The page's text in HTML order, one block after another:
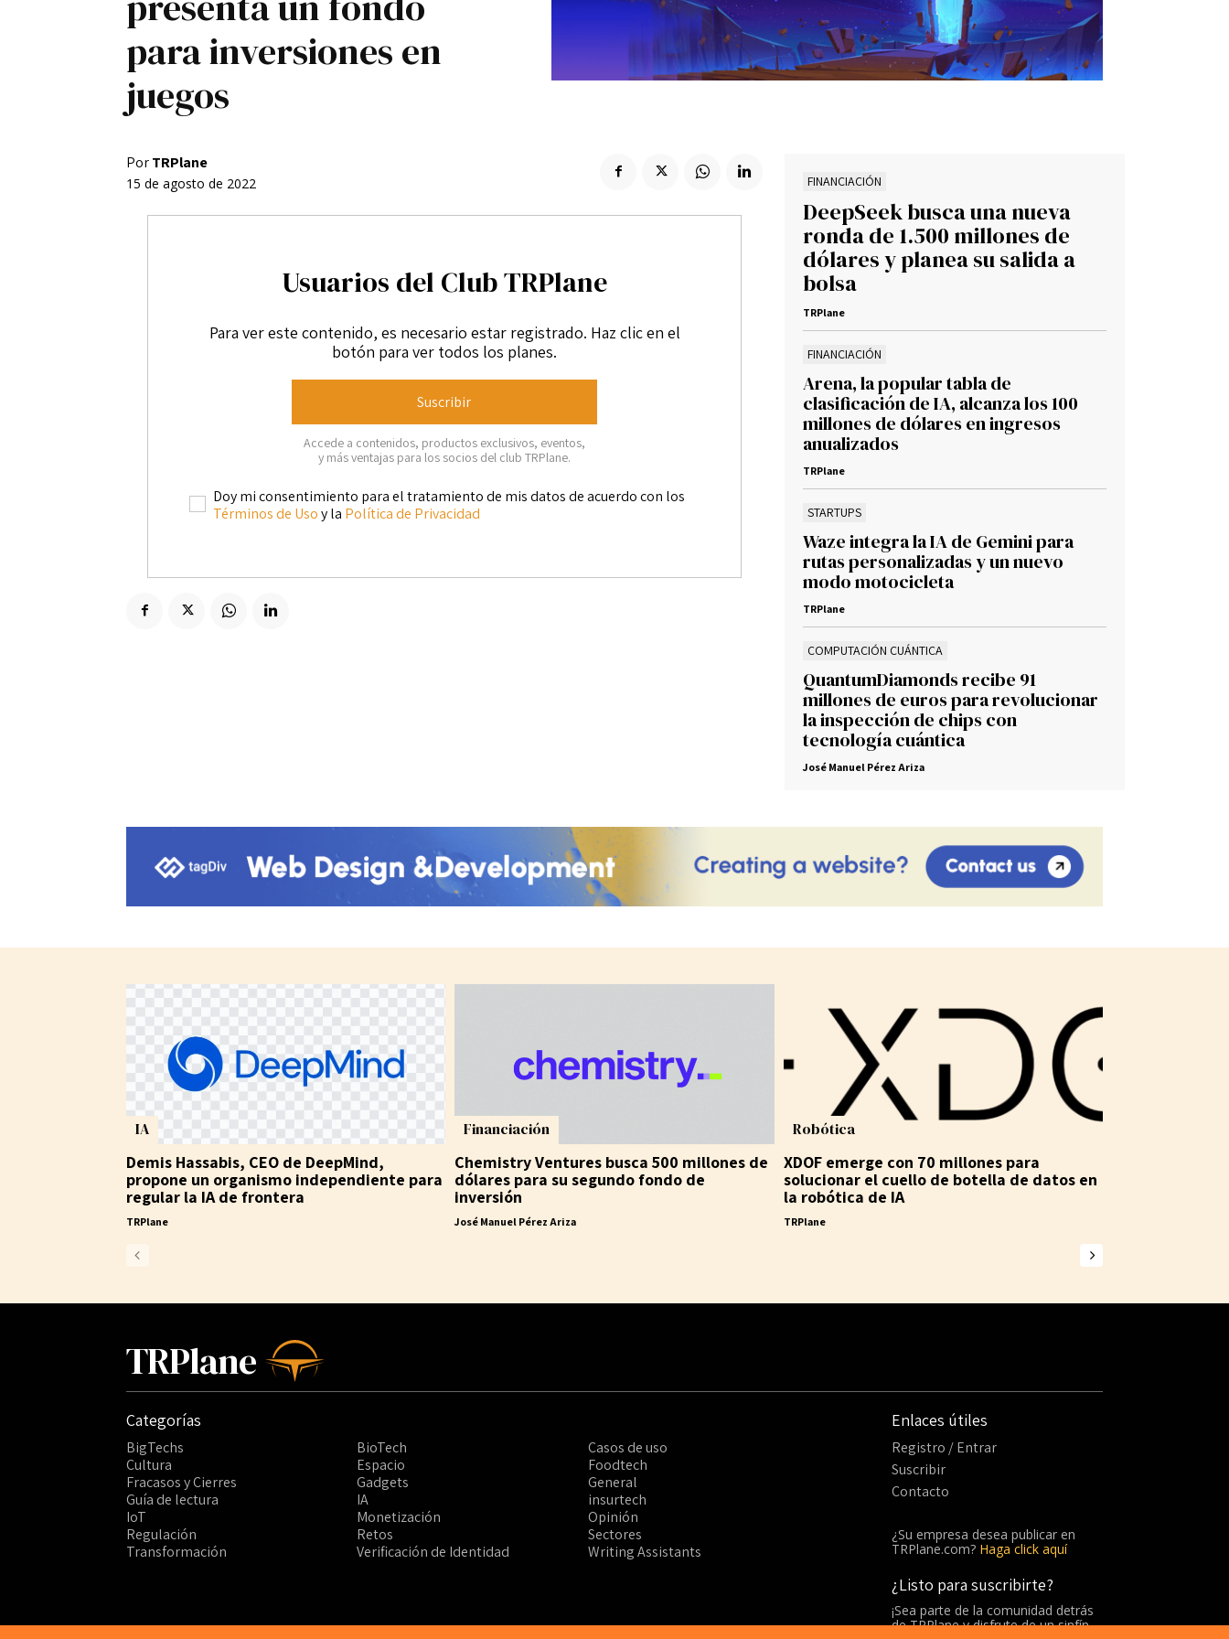
Registro / Entrar
Contacto
Privacidad
para inversiones en
juegos
PorTRPlane
15 de agosto de 2022
Usuarios del Club TRPlane
Para ver este contenido, es necesario estar registrado. Haz clic en el
botón para ver todos los planes.
Suscribir
Accede a contenidos, productos exclusivos, eventos,
y más ventajas para los socios del club TRPlane.
Doy mi consentimiento para el tratamiento de mis datos de acuerdo con los
Términos de Usoy la Política de Privacidad
FINANCIACIÓN
DeepSeek busca una nueva
ronda de 1.500 millones de
dólares y planea su salida a
bolsa
TRPlane
FINANCIACIÓN
Arena, la popular tabla de
clasificación de IA, alcanza los 100
millones de dólares en ingresos
anualizados
TRPlane
STARTUPS
Waze integra la IA de Gemini para
rutas personalizadas y un nuevo
modo motocicleta
TRPlane
COMPUTACIÓN CUÁNTICA
QuantumDiamonds recibe 91
millones de euros para revolucionar
la inspección de chips con
tecnología cuántica
José Manuel Pérez Ariza
IA
Demis Hassabis, CEO de DeepMind,
propone un organismo independiente para
regular la IA de frontera
TRPlane
Financiación
Chemistry Ventures busca 500 millones de
dólares para su segundo fondo de
inversión
José Manuel Pérez Ariza
Robótica
XDOF emerge con 70 millones para
solucionar el cuello de botella de datos en
la robótica de IA
TRPlane
TRPlane
Categorías
BigTechs BioTech
Casos de uso
Cultura
Espacio
Foodtech
Fracasos y Cierres
Gadgets
General
Guía de lectura
IA
insurtech
IoT
Monetización
Opinión
Regulación
Retos
Sectores
Transformación
Verificación de Identidad Writing Assistants
Enlaces útiles
Registro / Entrar
Suscribir
Contacto
¿Su empresa desea publicar en
TRPlane.com? Haga click aquí
¿Listo para suscribirte?
¡Sea parte de la comunidad detrás
de TRPlane y disfrute de un sinfín